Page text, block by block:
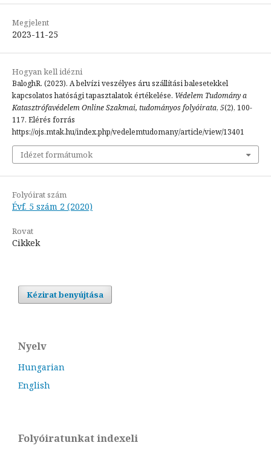
Megjelent
2023-11-25
Hogyan kell idézni
BaloghR. (2023). A belvízi veszélyes áru szállítási balesetekkel
kapcsolatos hatósági tapasztalatok értékelése. Védelem Tudomány a
Katasztrófavédelem Online Szakmai, tudományos folyóirata, 5(2), 100-
117. Elérés forrás
https://ojs.mtak.hu/index.php/vedelemtudomany/article/view/13401
Idézet formátumok
Folyóirat szám
Évf. 5 szám 2 (2020)
Rovat
Cikkek
Kézirat benyújtása
Nyelv
Hungarian
English
Folyóiratunkat indexeli